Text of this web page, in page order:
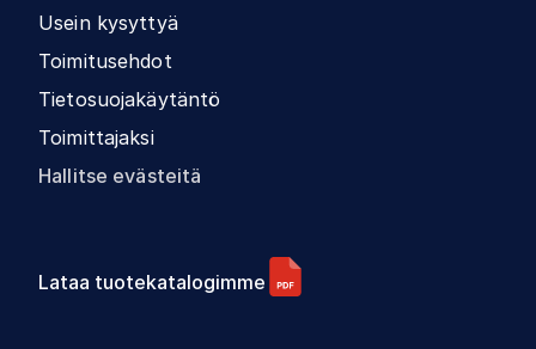
Usein kysyttyä
Toimitusehdot
Tietosuojakäytäntö
Toimittajaksi
Hallitse evästeitä
Lataa tuotekatalogimme